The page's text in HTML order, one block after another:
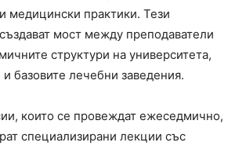
медицински практики. Тези
мост между преподаватели
структури на университета,
базовите лечебни заведения.
които се провеждат ежеседмично,
специализирани лекции със